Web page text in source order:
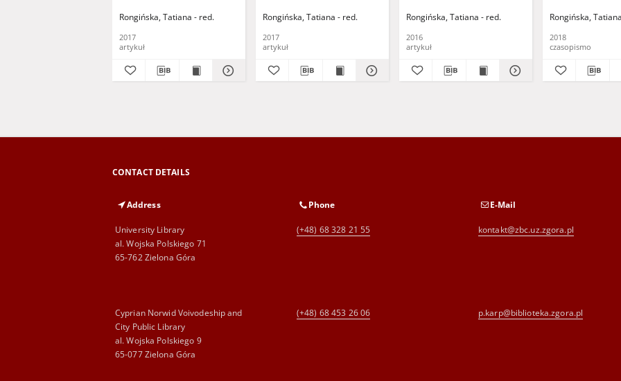
spis treści
Rongińska, Tatiana - red.
2017
artykuł
spis treści
Rongińska, Tatiana - red.
2017
artykuł
spis treści
Rongińska, Tatiana - red.
2016
artykuł
1/2018
Rongińska,
2018
czasopismo
CONTACT DETAILS
Address
University Library
al. Wojska Polskiego 71
65-762 Zielona Góra
Phone
(+48) 68 328 21 55
E-Mail
kontakt@zbc.uz.zgora.pl
Cyprian Norwid Voivodeship and
City Public Library
al. Wojska Polskiego 9
65-077 Zielona Góra
(+48) 68 453 26 06 p.karp@biblioteka.zgora.pl